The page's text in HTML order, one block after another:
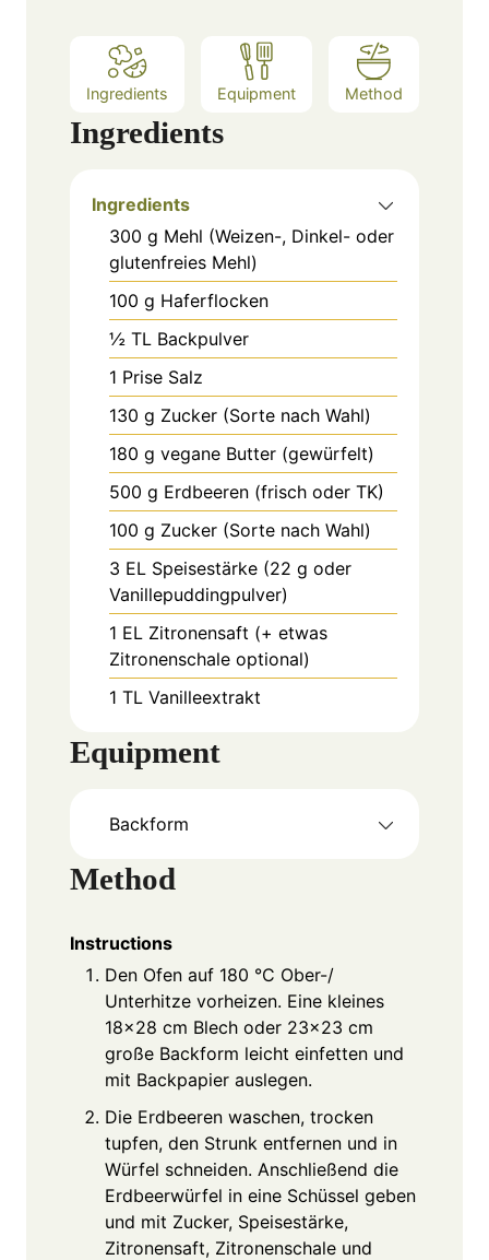
Ingredients Equipment Method
Ingredients
Ingredients
300 g Mehl (Weizen-, Dinkel- oder
glutenfreies Mehl)
100 g Haferflocken
½ TL Backpulver
1 Prise Salz
130 g Zucker (Sorte nach Wahl)
180 g vegane Butter (gewürfelt)
500 g Erdbeeren (frisch oder TK)
100 g Zucker (Sorte nach Wahl)
3 EL Speisestärke (22 g oder
Vanillepuddingpulver)
1 EL Zitronensaft (+ etwas
Zitronenschale optional)
1 TL Vanilleextrakt
Equipment
Backform
Method
Instructions
Den Ofen auf 180 °C Ober-/
Unterhitze vorheizen. Eine kleines
18x28 cm Blech oder 23x23 cm
große Backform leicht einfetten und
mit Backpapier auslegen.
Die Erdbeeren waschen, trocken
tupfen, den Strunk entfernen und in
Würfel schneiden. Anschließend die
Erdbeerwürfel in eine Schüssel geben
und mit Zucker, Speisestärke,
Zitronensaft, Zitronenschale und